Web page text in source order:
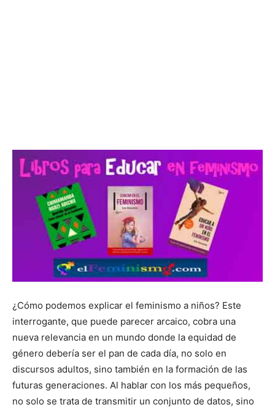
¿Cómo podemos explicar el feminismo a niños? Este
interrogante, que puede parecer arcaico, cobra una
nueva relevancia en un mundo donde la equidad de
género debería ser el pan de cada día, no solo en
discursos adultos, sino también en la formación de las
futuras generaciones. Al hablar con los más pequeños,
no solo se trata de transmitir un conjunto de datos, sino